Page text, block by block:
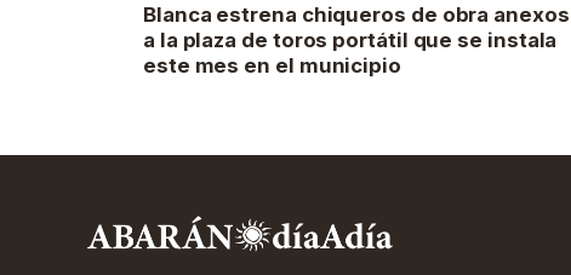
Blanca estrena chiqueros de obra anexos
a la plaza de toros portátil que se instala
este mes en el municipio